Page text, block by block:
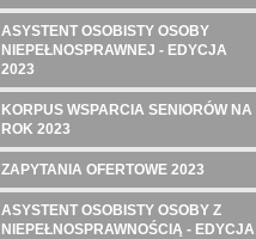
ASYSTENT OSOBISTY OSOBY
NIEPEŁNOSPRAWNEJ - EDYCJA
2023
KORPUS WSPARCIA SENIORÓW NA
ROK 2023
ZAPYTANIA OFERTOWE 2023
ASYSTENT OSOBISTY OSOBY Z
NIEPEŁNOSPRAWNOŚCIĄ - EDYCJA